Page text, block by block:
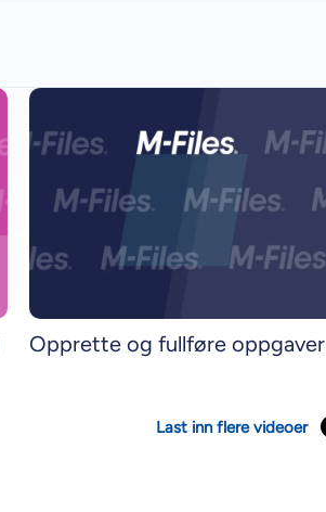
Opprette og fullføre oppgaver
Last inn flere videoer